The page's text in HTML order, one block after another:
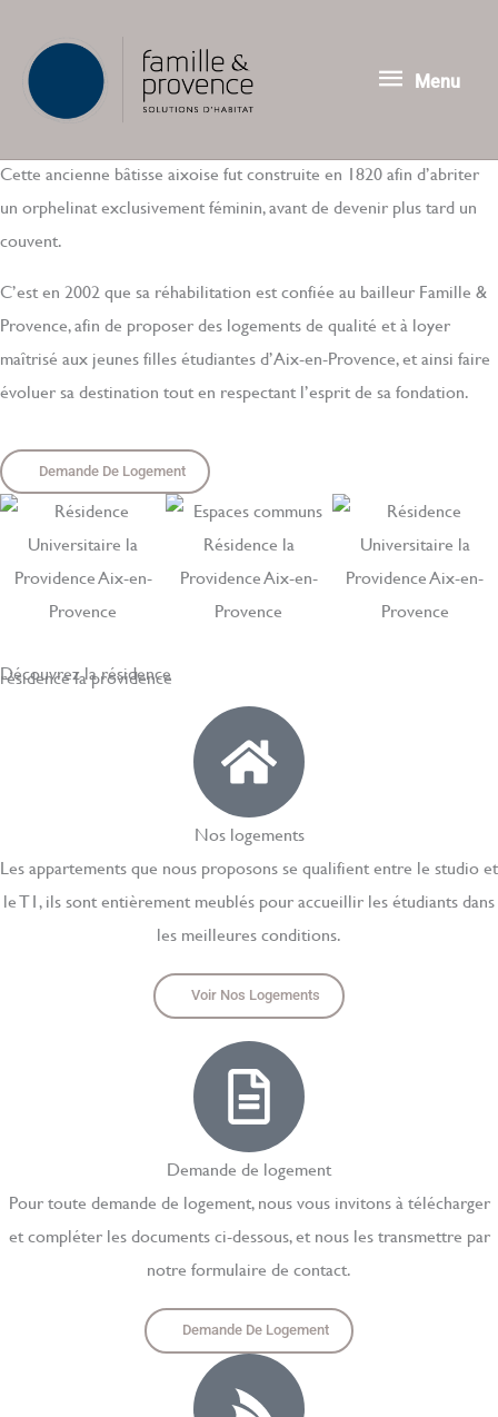
contenu
Menu
Cette ancienne bâtisse aixoise fut construite en 1820 afin d’abriter
un orphelinat exclusivement féminin, avant de devenir plus tard un
couvent.
C’est en 2002 que sa réhabilitation est confiée au bailleur Famille &
Provence, afin de proposer des logements de qualité et à loyer
maîtrisé aux jeunes filles étudiantes d’Aix-en-Provence, et ainsi faire
évoluer sa destination tout en respectant l’esprit de sa fondation.
Demande De Logement
résidence la providence
Découvrez la résidence
Nos logements
Les appartements que nous proposons se qualifient entre le studio et
le T1, ils sont entièrement meublés pour accueillir les étudiants dans
les meilleures conditions.
Voir Nos Logements
Demande de logement
Pour toute demande de logement, nous vous invitons à télécharger
et compléter les documents ci-dessous, et nous les transmettre par
notre formulaire de contact.
Demande De Logement